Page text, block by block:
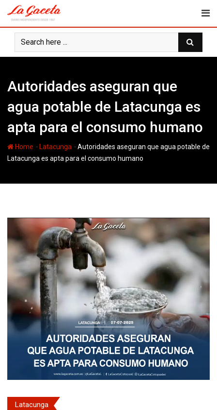
content
Autoridades aseguran que
agua potable de Latacunga es
apta para el consumo humano
Home - Latacunga -Autoridades aseguran que agua potable de
Latacunga es apta para el consumo humano
Latacunga